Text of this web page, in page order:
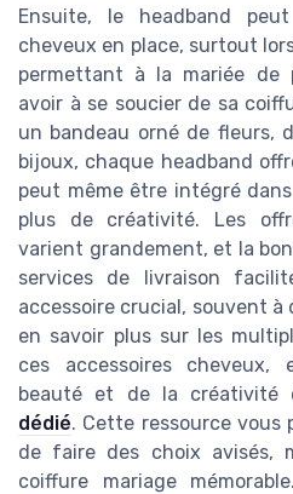
Ensuite, le headband
cheveux en place, surtout
permettant à la mariée de
avoir à se soucier de sa
un bandeau orné de fleurs,
bijoux, chaque headband
peut même être intégré
plus de créativité. Les
varient grandement, et la
services de livraison
accessoire crucial, souvent
en savoir plus sur les
ces accessoires cheveux,
beauté et de la créativité
dédié. Cette ressource vous
de faire des choix avisés,
coiffure mariage